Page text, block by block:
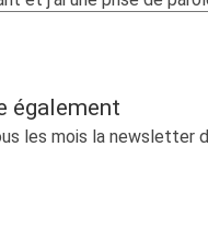
également
les mois la newsletter